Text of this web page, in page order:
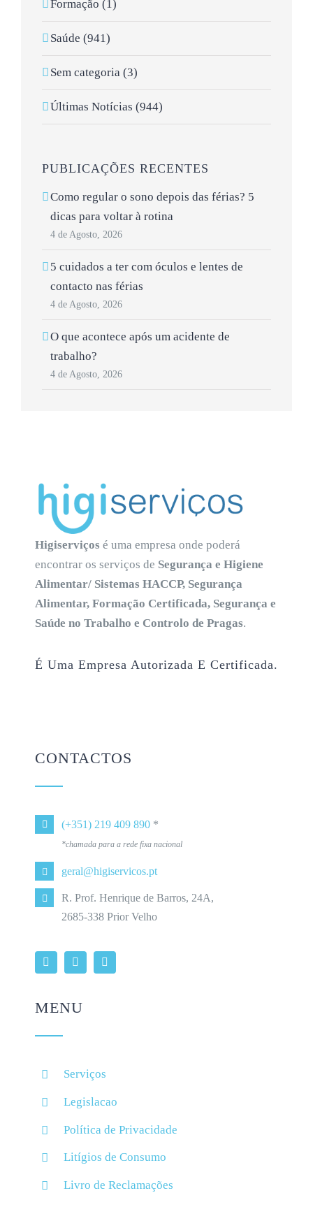
Formação (1)
Saúde (941)
Sem categoria (3)
Últimas Notícias (944)
PUBLICAÇÕES RECENTES
Como regular o sono depois das férias? 5
dicas para voltar à rotina
4 de Agosto, 2026
5 cuidados a ter com óculos e lentes de
contacto nas férias
4 de Agosto, 2026
O que acontece após um acidente de
trabalho?
4 de Agosto, 2026
Higiserviços é uma empresa onde poderá
encontrar os serviços de Segurança e Higiene
Alimentar/ Sistemas HACCP, Segurança
Alimentar, Formação Certificada, Segurança e
Saúde no Trabalho e Controlo de Pragas.
É Uma Empresa Autorizada E Certificada.
CONTACTOS
(+351) 219 409 890 *
*chamada para a rede fixa nacional
geral@higiservicos.pt
R. Prof. Henrique de Barros, 24A,
2685-338 Prior Velho
MENU
Serviços
Legislacao
Política de Privacidade
Litígios de Consumo
Livro de Reclamações